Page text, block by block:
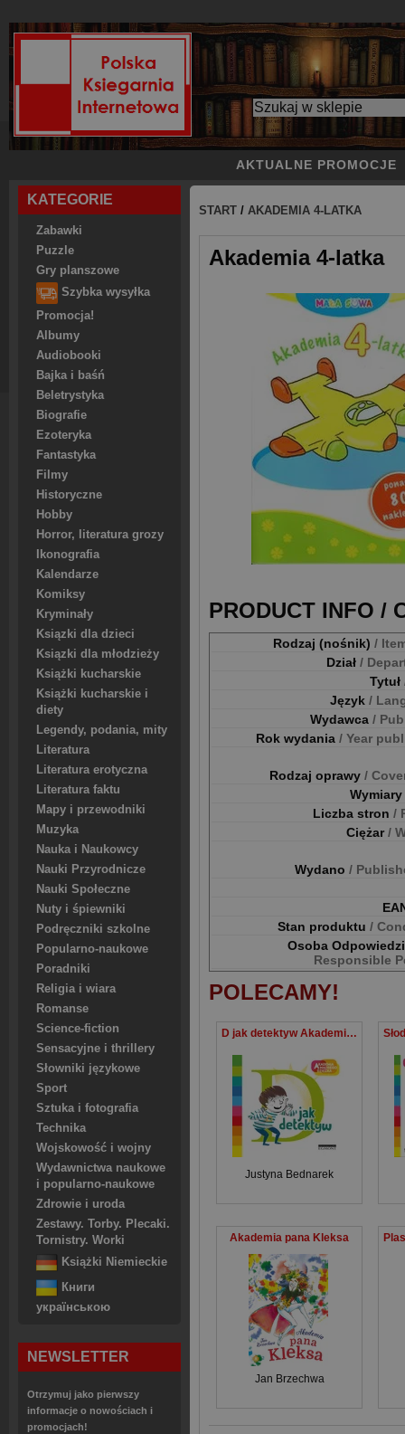
AKTUALNE PROMOCJE
KATEGORIE
Zabawki
Puzzle
Gry planszowe
Szybka wysyłka
Promocja!
Albumy
Audiobooki
Bajka i baśń
Beletrystyka
Biografie
Ezoteryka
Fantastyka
Filmy
Historyczne
Hobby
Horror, literatura grozy
Ikonografia
Kalendarze
Komiksy
Kryminały
Ksiązki dla dzieci
Ksiązki dla młodzieży
Książki kucharskie
Książki kucharskie i
diety
Legendy, podania, mity
Literatura
Literatura erotyczna
Literatura faktu
Mapy i przewodniki
Muzyka
Nauka i Naukowcy
Nauki Przyrodnicze
Nauki Społeczne
Nuty i śpiewniki
Podręczniki szkolne
Popularno-naukowe
Poradniki
Religia i wiara
Romanse
Science-fiction
Sensacyjne i thrillery
Słowniki językowe
Sport
Sztuka i fotografia
Technika
Wojskowość i wojny
Wydawnictwa naukowe
i popularno-naukowe
Zdrowie i uroda
Zestawy. Torby. Plecaki.
Tornistry. Worki
Książki Niemieckie
Книги
українською
NEWSLETTER
Otrzymuj jako pierwszy
informacje o nowościach i
promocjach!
START / AKADEMIA 4-LATKA
Akademia 4-latka
PRODUCT INFO /
Rodzaj (nośnik) /
Dział /
Tytuł
Język /
Wydawca /
Rok wydania / Year
Rodzaj oprawy /
Wymiary
Liczba stron /
Ciężar/
Wydano /
Stan produktu /
Osoba
Responsible
POLECAMY!
D jak detektyw Akademia Mądrego Dziecka Literkowe przedszkole
Justyna Bednarek
Akademia pana Kleksa
Jan Brzechwa